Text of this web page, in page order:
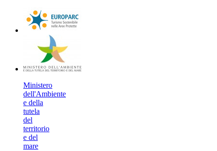
Ministero
dell'Ambiente
e della
tutela
del
territorio
e del
mare